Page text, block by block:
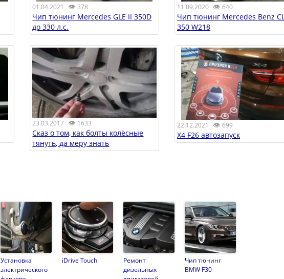
01.04.2021 👁 378
Чип тюнинг Mercedes GLE II 350D
до 330 л.с.
11.09.2020👁 640
Чип тюнинг Mercedes Benz
350 W218
23.03.2017 👁 1633
Сказ о том, как болты колёсные
тянуть, да меру знать
22.12.2021 👁 699
X4 F26 автозапуск
Установка
электрического
iDrive Touch
Ремонт
дизельных
Чип тюнинг
BMW F30